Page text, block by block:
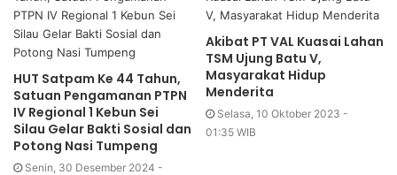
HUT Satpam Ke 44 Tahun,
Satuan Pengamanan PTPN
IV Regional 1 Kebun Sei
Silau Gelar Bakti Sosial dan
Potong Nasi Tumpeng
Senin, 30 Desember 2024 -
Akibat PT VAL Kuasai Lahan
TSM Ujung Batu V,
Masyarakat Hidup
Menderita
Selasa, 10 Oktober 2023 -
01:35 WIB